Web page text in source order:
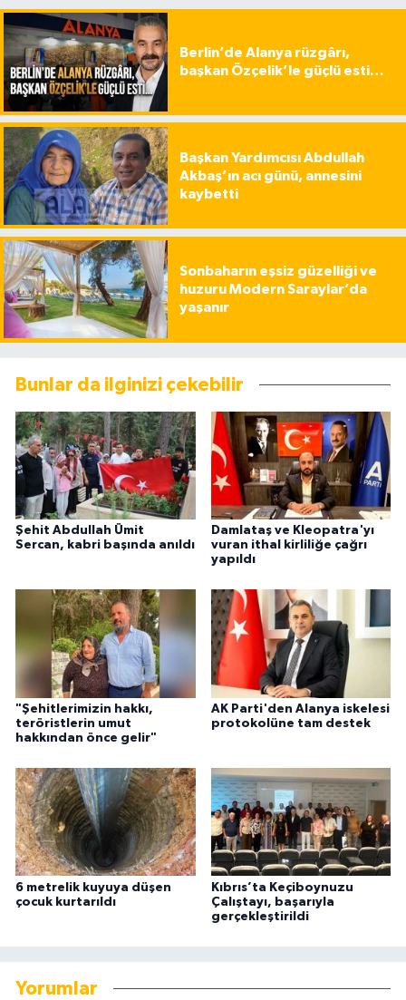
Berlin’de Alanya rüzgârı,
başkan Özçelik’le güçlü esti…
Başkan Yardımcısı Abdullah
Akbaş’ın acı günü, annesini
kaybetti
Sonbaharın eşsiz güzelliği ve
huzuru Modern Saraylar’da
yaşanır
Bunlar da ilginizi çekebilir
Şehit Abdullah Ümit
Sercan, kabri başında anıldı
Damlataş ve Kleopatra'yı
vuran ithal kirliliğe çağrı
yapıldı
"Şehitlerimizin hakkı,
teröristlerin umut
hakkından önce gelir"
AK Parti'den Alanya iskelesi
protokolüne tam destek
6 metrelik kuyuya düşen
çocuk kurtarıldı
Kıbrıs’ta Keçiboynuzu
Çalıştayı, başarıyla
gerçekleştirildi
Yorumlar